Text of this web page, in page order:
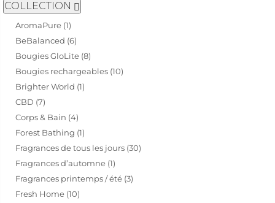
COLLECTION
AromaPure (1)
BeBalanced (6)
Bougies GloLite (8)
Bougies rechargeables (10)
Brighter World (1)
CBD (7)
Corps & Bain (4)
Forest Bathing (1)
Fragrances de tous les jours (30)
Fragrances d’automne (1)
Fragrances printemps / été (3)
Fresh Home (10)